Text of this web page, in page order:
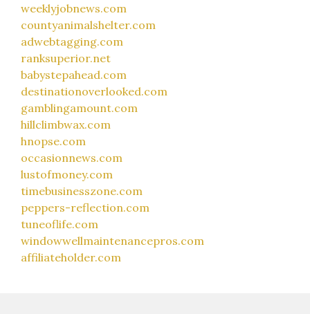
weeklyjobnews.com
countyanimalshelter.com
adwebtagging.com
ranksuperior.net
babystepahead.com
destinationoverlooked.com
gamblingamount.com
hillclimbwax.com
hnopse.com
occasionnews.com
lustofmoney.com
timebusinesszone.com
peppers-reflection.com
tuneoflife.com
windowwellmaintenancepros.com
affiliateholder.com